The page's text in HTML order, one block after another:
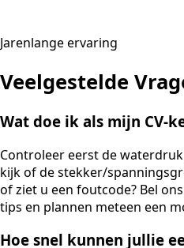
Jarenlange ervaring
Veelgestelde
Wat doe ik als mijn CV-
Controleer eerst de
kijk of de stekker/
of ziet u een foutcode? Bel
tips en plannen meteen een
Hoe snel kunnen jullie